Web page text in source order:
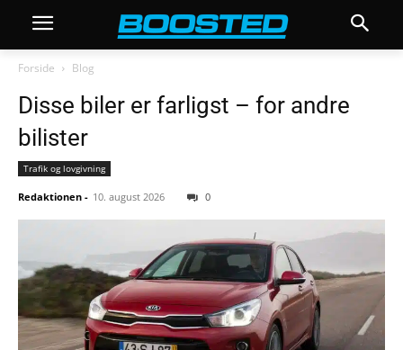
Forside Blog
Disse biler er farligst – for andre
bilister
Trafik og lovgivning
Redaktionen - 10. august 2026 0